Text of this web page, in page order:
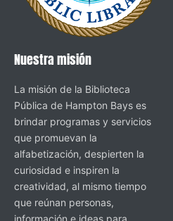
Nuestra misión
La misión de la Biblioteca
Pública de Hampton Bays es
brindar programas y servicios
que promuevan la
alfabetización, despierten la
curiosidad e inspiren la
creatividad, al mismo tiempo
que reúnan personas,
información e ideas para